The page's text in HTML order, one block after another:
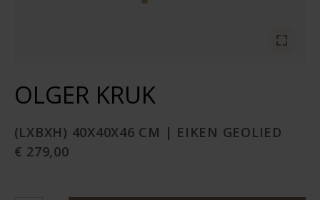
OLGER KRUK
(LXBXH) 40X40X46 CM | EIKEN GEOLIED
€ 279,00